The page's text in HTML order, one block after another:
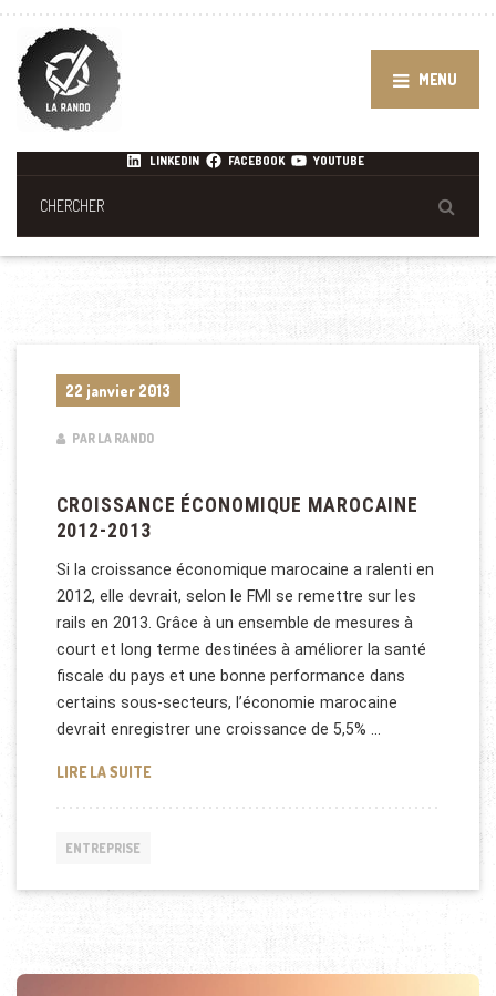
MENU
LINKEDIN FACEBOOK YOUTUBE
22 janvier 2013
PAR LA RANDO
CROISSANCE ÉCONOMIQUE MAROCAINE
2012-2013
Si la croissance économique marocaine a ralenti en
2012, elle devrait, selon le FMI se remettre sur les
rails en 2013. Grâce à un ensemble de mesures à
court et long terme destinées à améliorer la santé
fiscale du pays et une bonne performance dans
certains sous-secteurs, l’économie marocaine
devrait enregistrer une croissance de 5,5% …
LIRE LA SUITECROISSANCE ÉCONOMIQUE MAROCAINE 2012-2013
ENTREPRISE